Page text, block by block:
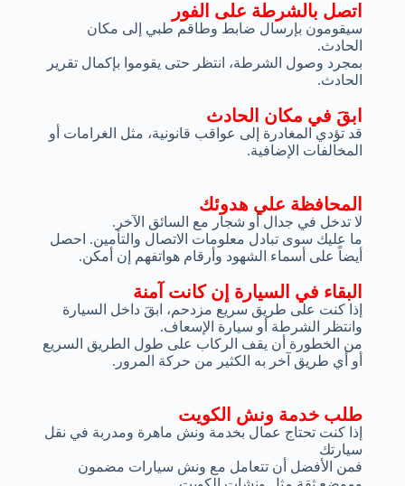
ابقَ في مكان الحادث
قد تؤدي المغادرة إلى عواقب قانونية، مثل الغرامات أو
المخالفات الإضافية.
اتصل بالشرطة على الفور
سيقومون بإرسال ضابط وطاقم طبي إلى مكان
الحادث.
بمجرد وصول الشرطة، انتظر حتى يقوموا بإكمال تقرير
الحادث.
البقاء في السيارة إن كانت آمنة
إذا كنت على طريق سريع مزدحم، ابقَ داخل السيارة
وانتظر الشرطة أو سيارة الإسعاف.
من الخطورة أن يقف الركاب على طول الطريق السريع
أو أي طريق آخر به الكثير من حركة المرور.
المحافظة علي هدوئك
لا تدخل في جدال أو شجار مع السائق الآخر.
ما عليك سوى تبادل معلومات الاتصال والتأمين. احصل
أيضاً على أسماء الشهود وأرقام هواتفهم إن أمكن.
طلب خدمة ونش الكويت
إذا كنت تحتاج عمال بخدمة ونش ماهرة ومدربة في نقل
سيارتك
فمن الأفضل أن تتعامل مع ونش سيارات مضمون